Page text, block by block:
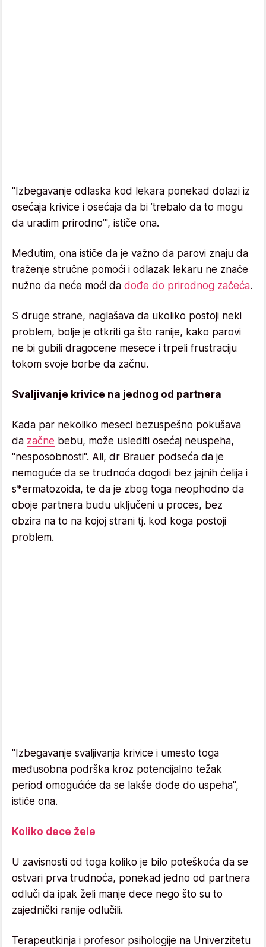
"Izbegavanje odlaska kod lekara ponekad dolazi iz
osećaja krivice i osećaja da bi ’trebalo da to mogu
da uradim prirodno’", ističe ona.
Međutim, ona ističe da je važno da parovi znaju da
traženje stručne pomoći i odlazak lekaru ne znače
nužno da neće moći da dođe do prirodnog začeća.
S druge strane, naglašava da ukoliko postoji neki
problem, bolje je otkriti ga što ranije, kako parovi
ne bi gubili dragocene mesece i trpeli frustraciju
tokom svoje borbe da začnu.
Svaljivanje krivice na jednog od partnera
Kada par nekoliko meseci bezuspešno pokušava
da začne bebu, može uslediti osećaj neuspeha,
"nesposobnosti". Ali, dr Brauer podseća da je
nemoguće da se trudnoća dogodi bez jajnih ćelija i
s*ermatozoida, te da je zbog toga neophodno da
oboje partnera budu uključeni u proces, bez
obzira na to na kojoj strani tj. kod koga postoji
problem.
"Izbegavanje svaljivanja krivice i umesto toga
međusobna podrška kroz potencijalno težak
period omogućiće da se lakše dođe do uspeha",
ističe ona.
Koliko dece žele
U zavisnosti od toga koliko je bilo poteškoća da se
ostvari prva trudnoća, ponekad jedno od partnera
odluči da ipak želi manje dece nego što su to
zajednički ranije odlučili.
Terapeutkinja i profesor psihologije na Univerzitetu